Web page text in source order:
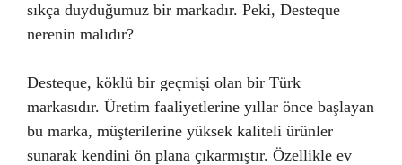
sıkça duyduğumuz bir markadır. Peki, Desteque
nerenin malıdır?
Desteque, köklü bir geçmişi olan bir Türk
markasıdır. Üretim faaliyetlerine yıllar önce başlayan
bu marka, müşterilerine yüksek kaliteli ürünler
sunarak kendini ön plana çıkarmıştır. Özellikle ev